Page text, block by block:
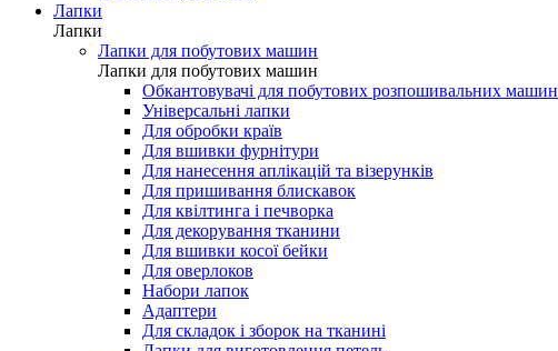
Лапки
Лапки
Лапки для побутових машин
Лапки для побутових машин
Обкантовувачі для побутових розпошивальних машин
Універсальні лапки
Для обробки країв
Для вшивки фурнітури
Для нанесення аплікацій та візерунків
Для пришивання блискавок
Для квілтинга і печворка
Для декорування тканини
Для вшивки косої бейки
Для оверлоков
Набори лапок
Адаптери
Для складок і зборок на тканині